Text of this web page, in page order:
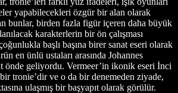
yapabilecekleri özgür bir alan olarak
bunlar, birden fazla figür içeren daha büyük
karakterlerin bir ön çalışması
başlı başına birer sanat eseri olarak
en ünlü ustaları arasında Johannes
önde geliyordu. Vermeer’in ikonik eseri İnci
tronie’dir ve o da bir denemeden ziyade,
ulaşmış bir başyapıt olarak görülür.